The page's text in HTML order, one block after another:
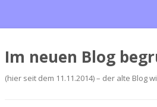
Im neuen Blog
(hier seit dem 11.11.2014) – der alte Blog